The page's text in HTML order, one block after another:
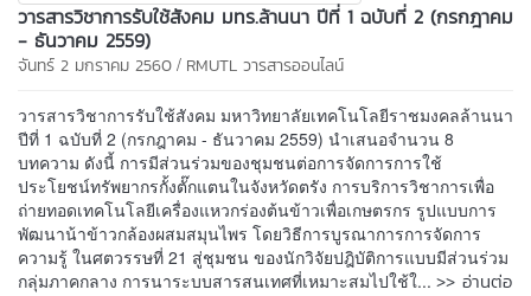
วารสารวิชาการรับใช้สังคม มทร.ล้านนา ปีที่ 1 ฉบับที่ 2 (กรกฎาคม
- ธันวาคม 2559)
จันทร์ 2 มกราคม 2560 / RMUTL วารสารออนไลน์
วารสารวิชาการรับใช้สังคม มหาวิทยาลัยเทคโนโลยีราชมงคลล้านนา
ปีที่ 1 ฉบับที่ 2 (กรกฎาคม - ธันวาคม 2559) นำเสนอจำนวน 8
บทความ ดังนี้ การมีส่วนร่วมของชุมชนต่อการจัดการการใช้
ประโยชน์ทรัพยากรกั้งตั๊กแตนในจังหวัดตรัง การบริการวิชาการเพื่อ
ถ่ายทอดเทคโนโลยีเครื่องแหวกร่องต้นข้าวเพื่อเกษตรกร รูปแบบการ
พัฒนาน้าข้าวกล้องผสมสมุนไพร โดยวิธีการบูรณาการการจัดการ
ความรู้ ในศตวรรษที่ 21 สู่ชุมชน ของนักวิจัยปฎิบัติการแบบมีส่วนร่วม
กลุ่มภาคกลาง การนาระบบสารสนเทศที่เหมาะสมไปใช้ใ... >> อ่านต่อ